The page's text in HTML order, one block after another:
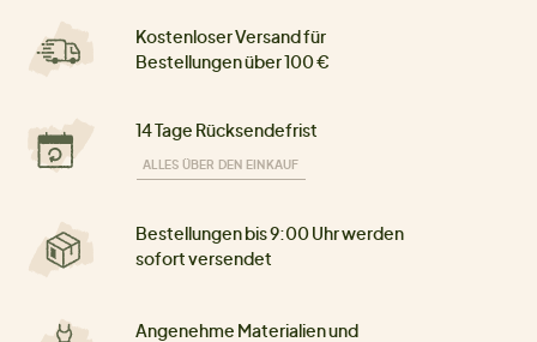
Kostenloser Versand für
Bestellungen über 100 €
14 Tage Rücksendefrist
ALLES ÜBER DEN EINKAUF
Bestellungen bis 9:00 Uhr werden
sofort versendet
Angenehme Materialien und